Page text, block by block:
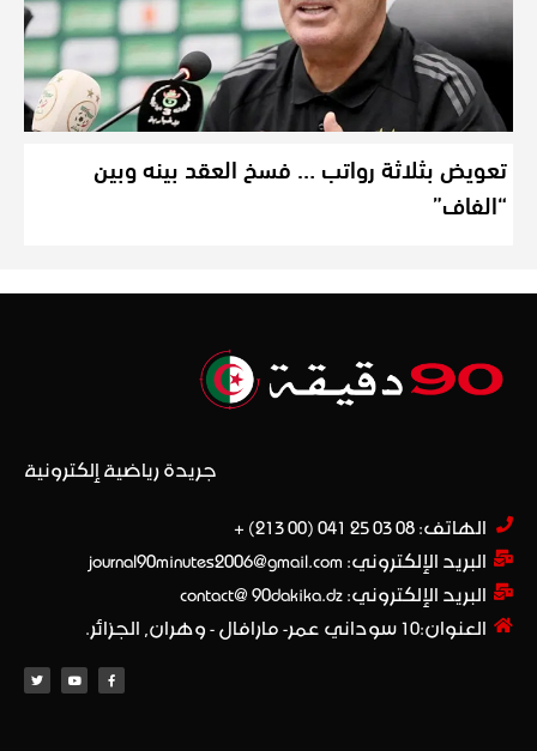
تعويض بثلاثة رواتب … فسخ العقد بينه وبين
“الفاف”
جريدة رياضية إلكترونية
الهاتف: 08 03 25 041 (00 213) +​
البريد الإلكتروني: journal90minutes2006@gmail.com
البريد الإلكتروني: contact@ 90dakika.dz
العنوان:10 سوداني عمر- مارافال - وهران, الجزائر.